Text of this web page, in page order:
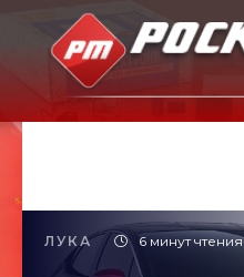
ЛУКА 6 минут чтения